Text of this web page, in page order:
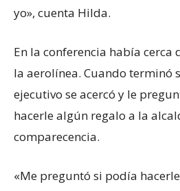
yo», cuenta Hilda.
En la conferencia había cerca
la aerolínea. Cuando terminó
ejecutivo se acercó y le
hacerle algún regalo a la
comparecencia.
«Me preguntó si podía